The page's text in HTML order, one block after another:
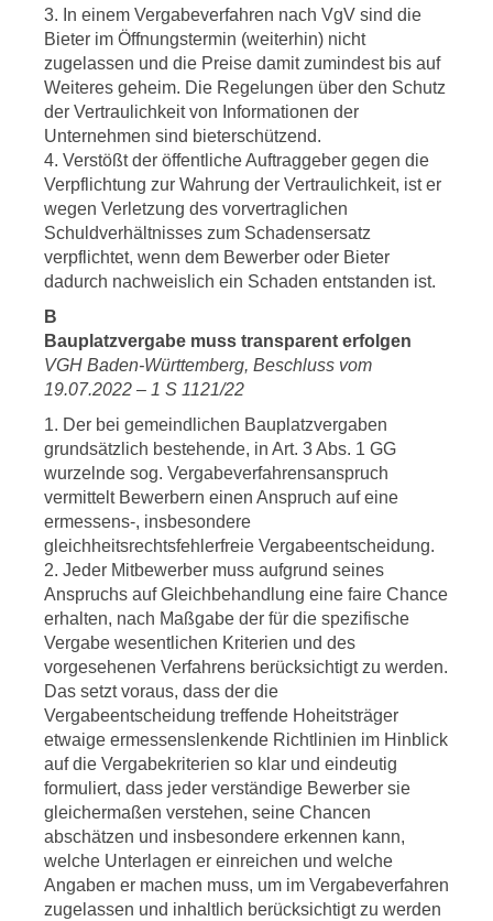
3. In einem Vergabeverfahren nach VgV sind die
Bieter im Öffnungstermin (weiterhin) nicht
zugelassen und die Preise damit zumindest bis auf
Weiteres geheim. Die Regelungen über den Schutz
der Vertraulichkeit von Informationen der
Unternehmen sind bieterschützend.
4. Verstößt der öffentliche Auftraggeber gegen die
Verpflichtung zur Wahrung der Vertraulichkeit, ist er
wegen Verletzung des vorvertraglichen
Schuldverhältnisses zum Schadensersatz
verpflichtet, wenn dem Bewerber oder Bieter
dadurch nachweislich ein Schaden entstanden ist.
B
Bauplatzvergabe muss transparent erfolgen
VGH Baden-Württemberg, Beschluss vom
19.07.2022 – 1 S 1121/22
1. Der bei gemeindlichen Bauplatzvergaben
grundsätzlich bestehende, in Art. 3 Abs. 1 GG
wurzelnde sog. Vergabeverfahrensanspruch
vermittelt Bewerbern einen Anspruch auf eine
ermessens-, insbesondere
gleichheitsrechtsfehlerfreie Vergabeentscheidung.
2. Jeder Mitbewerber muss aufgrund seines
Anspruchs auf Gleichbehandlung eine faire Chance
erhalten, nach Maßgabe der für die spezifische
Vergabe wesentlichen Kriterien und des
vorgesehenen Verfahrens berücksichtigt zu werden.
Das setzt voraus, dass der die
Vergabeentscheidung treffende Hoheitsträger
etwaige ermessenslenkende Richtlinien im Hinblick
auf die Vergabekriterien so klar und eindeutig
formuliert, dass jeder verständige Bewerber sie
gleichermaßen verstehen, seine Chancen
abschätzen und insbesondere erkennen kann,
welche Unterlagen er einreichen und welche
Angaben er machen muss, um im Vergabeverfahren
zugelassen und inhaltlich berücksichtigt zu werden